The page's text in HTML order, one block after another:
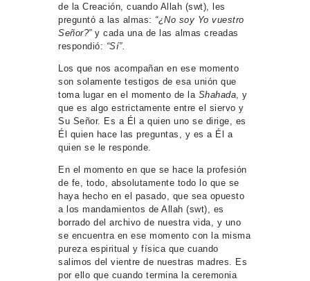
de la Creación, cuando Allah (swt), les
preguntó a las almas: “¿No soy Yo vuestro
Señor?”y cada una de las almas creadas
respondió: “Sí”.
Los que nos acompañan en ese momento
son solamente testigos de esa unión que
toma lugar en el momento de la Shahada , y
que es algo estrictamente entre el siervo y
Su Señor. Es a Él a quien uno se dirige, es
Él quien hace las preguntas, y es a Él a
quien se le responde.
En el momento en que se hace la profesión
de fe, todo, absolutamente todo lo que se
haya hecho en el pasado, que sea opuesto
a los mandamientos de Allah (swt), es
borrado del archivo de nuestra vida, y uno
se encuentra en ese momento con la misma
pureza espiritual y física que cuando
salimos del vientre de nuestras madres. Es
por ello que cuando termina la ceremonia